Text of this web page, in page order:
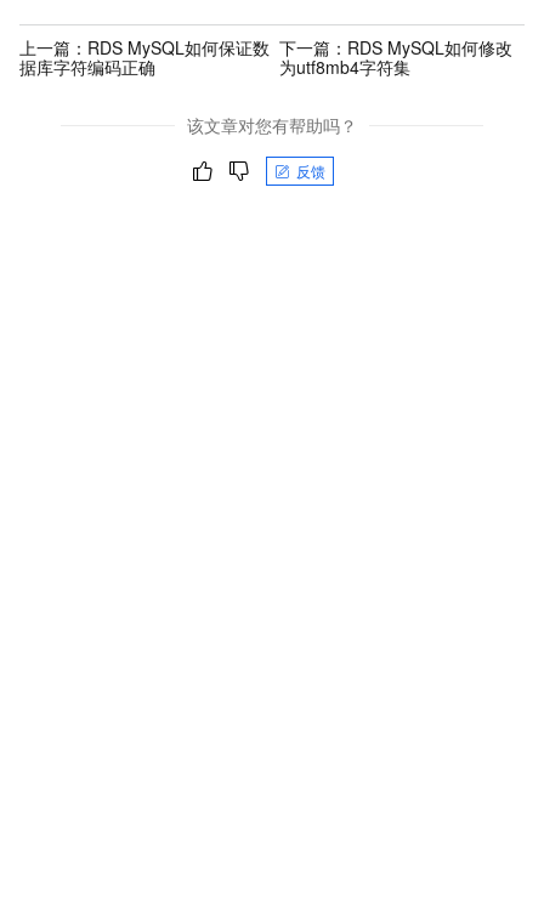
上一篇： RDS MySQL如何保证数
据库字符编码正确
下一篇： RDS MySQL如何修改
为utf8mb4字符集
该文章对您有帮助吗？
反馈